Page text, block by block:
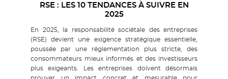
RSE : LES 10 TENDANCES À SUIVRE EN
2025
En 2025, la responsabilité sociétale des entreprises
(RSE) devient une exigence stratégique essentielle,
poussée par une réglementation plus stricte, des
consommateurs mieux informés et des investisseurs
plus exigeants. Les entreprises doivent désormais